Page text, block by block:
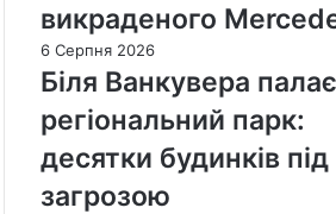
викраденого
6 Серпня 2026
Біля Ванкувера палає
регіональний парк:
десятки будинків під
загрозою